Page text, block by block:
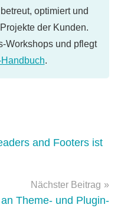
optimiert und
der Kunden.
Workshops und pflegt
.
and Footers ist
Nächster Beitrag
Theme- und Plugin-